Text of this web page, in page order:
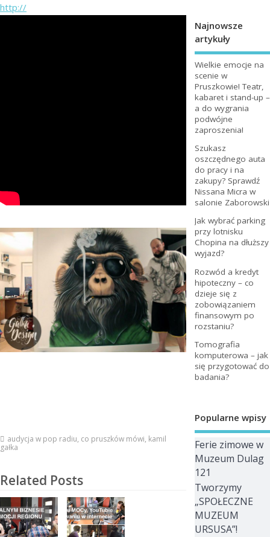
http://
audycja w pop radiu, co pruszków mówi, kamil
gałka
Related Posts
Najnowsze
artykuły
Wielkie emocje na
scenie w
Pruszkowie! Teatr,
kabaret i stand-up –
a do wygrania
podwójne
zaproszenia!
Szukasz
oszczędnego auta
do pracy i na
zakupy? Sprawdź
Nissana Micra w
salonie Zaborowski
Jak wybrać parking
przy lotnisku
Chopina na dłuższy
wyjazd?
Rozwód a kredyt
hipoteczny – co
dzieje się z
zobowiązaniem
finansowym po
rozstaniu?
Tomografia
komputerowa – jak
się przygotować do
badania?
Popularne wpisy
Ferie zimowe w
Muzeum Dulag
121
Tworzymy
„SPOŁECZNE
MUZEUM
URSUSA”!